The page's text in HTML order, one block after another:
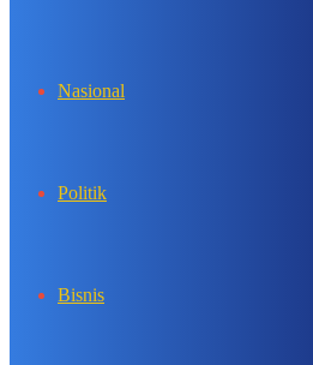
Nasional
Politik
Bisnis